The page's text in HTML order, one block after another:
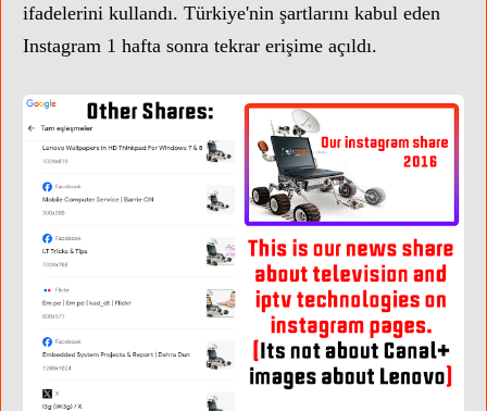
ifadelerini kullandı. Türkiye'nin şartlarını kabul eden
Instagram 1 hafta sonra tekrar erişime açıldı.